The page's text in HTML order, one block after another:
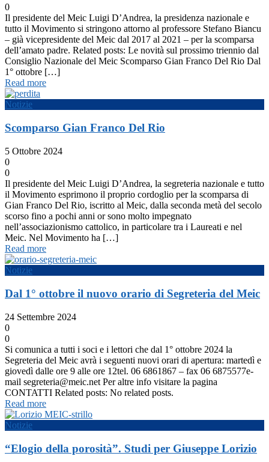
0
Il presidente del Meic Luigi D’Andrea, la presidenza nazionale e
tutto il Movimento si stringono attorno al professore Stefano Biancu
– già vicepresidente del Meic dal 2017 al 2021 – per la scomparsa
dell’amato padre. Related posts: Le novità sul prossimo triennio dal
Consiglio Nazionale del Meic Scomparso Gian Franco Del Rio Dal
1° ottobre […]
Read more
Notizie
Scomparso Gian Franco Del Rio
5 Ottobre 2024
0
0
Il presidente del Meic Luigi D’Andrea, la segreteria nazionale e tutto
il Movimento esprimono il proprio cordoglio per la scomparsa di
Gian Franco Del Rio, iscritto al Meic, dalla seconda metà del secolo
scorso fino a pochi anni or sono molto impegnato
nell’associazionismo cattolico, in particolare tra i Laureati e nel
Meic. Nel Movimento ha […]
Read more
Notizie
Dal 1° ottobre il nuovo orario di Segreteria del Meic
24 Settembre 2024
0
0
Si comunica a tutti i soci e i lettori che dal 1° ottobre 2024 la
Segreteria del Meic avrà i seguenti nuovi orari di apertura: martedì e
giovedì dalle ore 9 alle ore 12tel. 06 6861867 – fax 06 6875577e-
mail segreteria@meic.net Per altre info visitare la pagina
CONTATTI Related posts: No related posts.
Read more
Notizie
“Elogio della porosità”. Studi per Giuseppe Lorizio